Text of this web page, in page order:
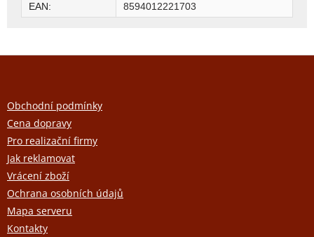
EAN: 8594012221703
Z
aObchodní podmínky
Cena dopravy
Pro realizační firmy
Jak reklamovat
Vrácení zboží
Ochrana osobních údajů
Mapa serveru
Kontakty